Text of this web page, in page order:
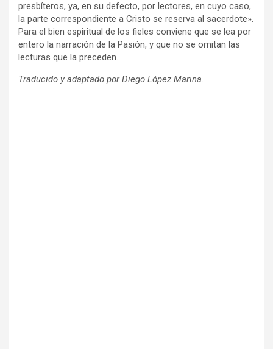
presbíteros, ya, en su defecto, por lectores, en cuyo caso,
la parte correspondiente a Cristo se reserva al sacerdote».
Para el bien espiritual de los fieles conviene que se lea por
entero la narración de la Pasión, y que no se omitan las
lecturas que la preceden.
Traducido y adaptado por Diego López Marina.